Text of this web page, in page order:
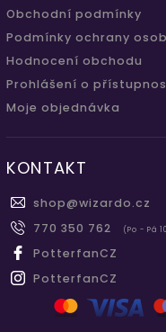
Obchodní podmínky
Podmínky ochrany
Hodnocení obchodu
Prohlášení o
Moje objednávka
KONTAKT
shop@wizardo.cz
770 350 762
(Po - Pá
PotterfanCZ
PotterfanCZ